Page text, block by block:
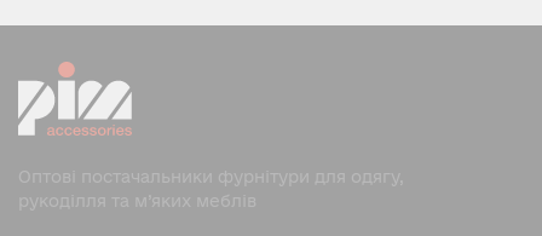
Оптові постачальники фурнітури для одягу,
рукоділля та м’яких меблів